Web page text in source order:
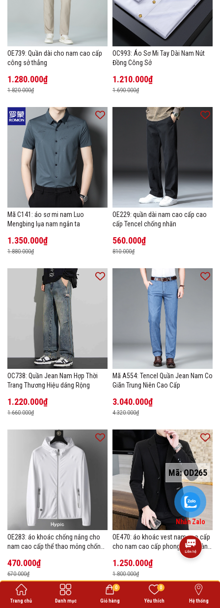
Mã:OD265
OE739: Quần dài cho nam cao cấp
công sở thẳng
1.280.000₫
1.820.000₫
OC993: Áo Sơ Mi Tay Dài Nam Nút
Đồng Công Sở
1.210.000₫
1.690.000₫
Mã C141: áo sơ mi nam Luo
Mengbing lụa nam ngắn ta
1.350.000₫
1.880.000₫
OE229: quần dài nam cao cấp cao
cấp Tencel chống nhăn
560.000₫
810.000₫
OC738: Quần Jean Nam Hợp Thời
Trang Thương Hiệu dáng Rộng
1.220.000₫
1.660.000₫
Mã A554: Tencel Quần Jean Nam Co
Giãn Trung Niên Cao Cấp
3.040.000₫
4.320.000₫
OE283: áo khoác chống nắng cho
nam cao cấp thể thao mỏng chống
470.000₫
670.000₫
OE470: áo khoác vest nam cao cấp
cho nam cao cấp phong cách Hàn
1.250.000₫
1.800.000₫
Trang chủ Danh mục Giỏ hàng
0
Yêu thích
0
Hệ thống
Nhắn Zalo